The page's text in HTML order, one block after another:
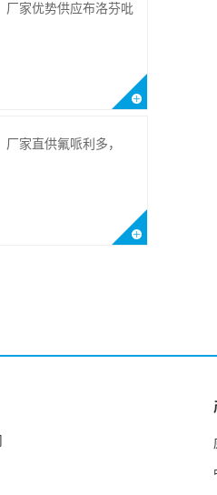
厂家优势供应布洛芬吡
厂家直供氟哌利多，